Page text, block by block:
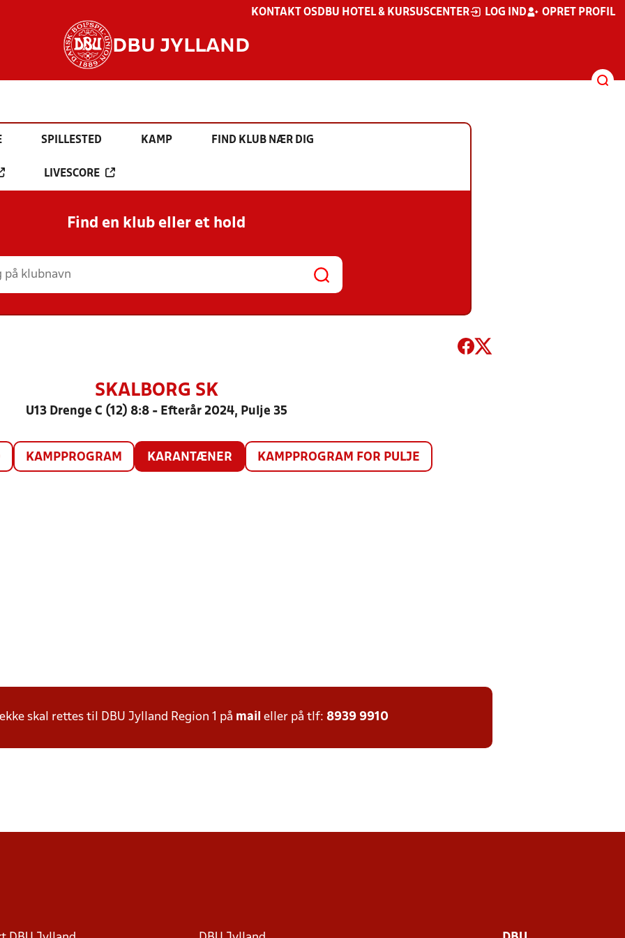
KONTAKT OS DBU HOTEL & KURSUSCENTER LOG IND OPRET PROFIL
DBU JYLLAND
SPILLESTED KAMP FIND KLUB NÆR DIG
LIVESCORE
Find en klub eller et hold
SKALBORG SK
U13 Drenge C (12) 8:8 - Efterår 2024, Pulje 35
KAMPPROGRAM KARANTÆNER KAMPPROGRAM FOR PULJE
skal rettes til DBU Jylland Region 1 på mail eller på tlf: 8939 9910